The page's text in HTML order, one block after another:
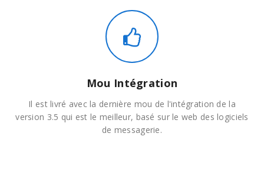
Mou Intégration
Il est livré avec la dernière mou de l'intégration de la
version 3.5 qui est le meilleur, basé sur le web des logiciels
de messagerie.